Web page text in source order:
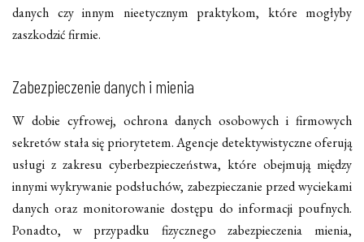
danych czy innym nieetycznym praktykom, które mogłyby
zaszkodzić firmie.
Zabezpieczenie danych i mienia
W dobie cyfrowej, ochrona danych osobowych i firmowych
sekretów stała się priorytetem. Agencje detektywistyczne oferują
usługi z zakresu cyberbezpieczeństwa, które obejmują między
innymi wykrywanie podsłuchów, zabezpieczanie przed wyciekami
danych oraz monitorowanie dostępu do informacji poufnych.
Ponadto, w przypadku fizycznego zabezpieczenia mienia,